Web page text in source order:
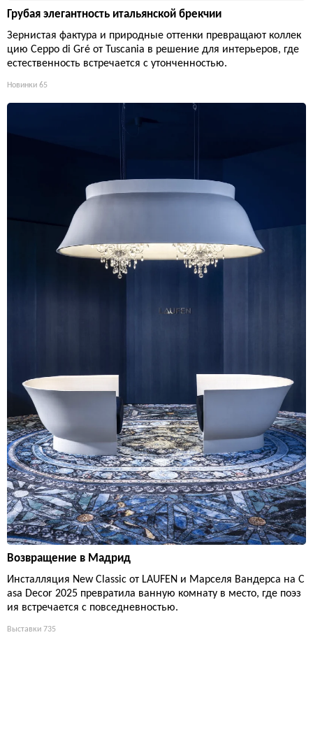
Грубая элегантность итальянской брекчии
Зернистая фактура и природные оттенки превращают коллек
цию Ceppo di Gré от Tuscania в решение для интерьеров, где
естественность встречается с утонченностью.
Новинки 65
Возвращение в Мадрид
Инсталляция New Classic от LAUFEN и Марселя Вандерса на C
asa Decor 2025 превратила ванную комнату в место, где поэз
ия встречается с повседневностью.
Выставки 735